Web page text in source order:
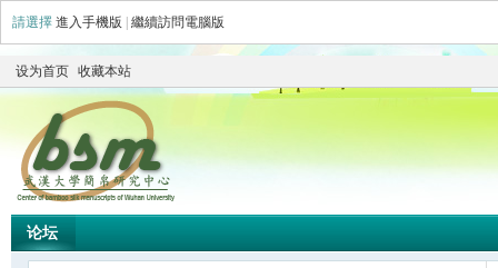
請選擇 進入手機版 繼續訪問電腦版
设为首页 收藏本站
论坛